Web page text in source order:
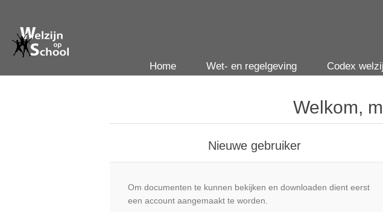
Home Wet- en regelgeving Codex
Welkom,
Nieuwe gebruiker
Om documenten te kunnen bekijken en downloaden dient eerst
een account aangemaakt te worden.